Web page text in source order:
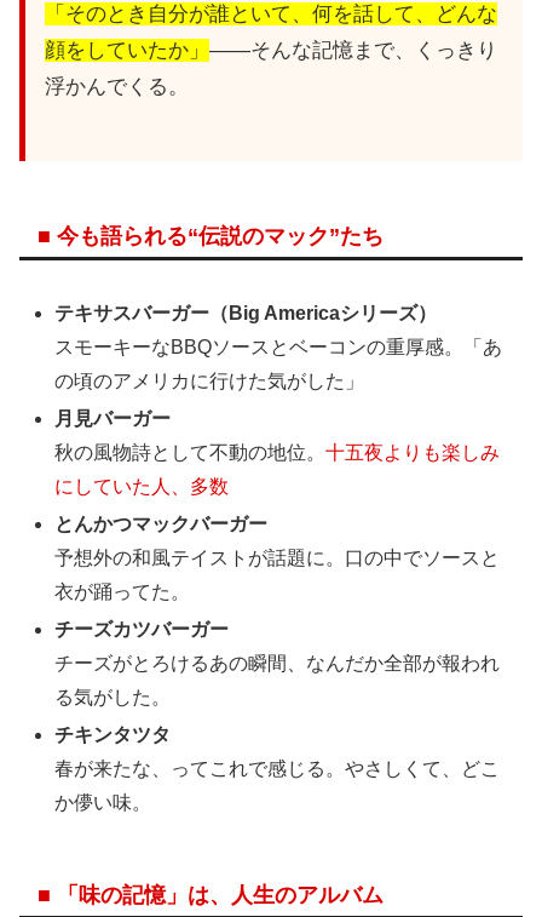
「そのとき自分が誰といて、何を話して、どんな
顔をしていたか」 ——そんな記憶まで、くっきり
浮かんでくる。
■ 今も語られる“伝説のマック”たち
テキサスバーガー（Big Americaシリーズ）
スモーキーなBBQソースとベーコンの重厚感。「あ
の頃のアメリカに行けた気がした」
月見バーガー
秋の風物詩として不動の地位。十五夜よりも楽しみ
にしていた人、多数
とんかつマックバーガー
予想外の和風テイストが話題に。口の中でソースと
衣が踊ってた。
チーズカツバーガー
チーズがとろけるあの瞬間、なんだか全部が報われ
る気がした。
チキンタツタ
春が来たな、ってこれで感じる。やさしくて、どこ
か儚い味。
■ 「味の記憶」は、人生のアルバム